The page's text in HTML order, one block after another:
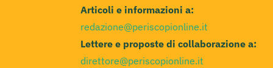
Articoli e informazioni a:
redazione@periscopionline.it
Lettere e proposte di collaborazione a:
direttore@periscopionline.it